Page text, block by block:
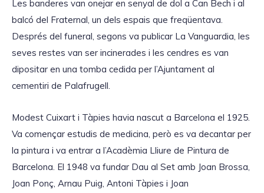
Les banderes van onejar en senyal de dol a Can Bech i al
balcó del Fraternal, un dels espais que freqüentava.
Després del funeral, segons va publicar La Vanguardia, les
seves restes van ser incinerades i les cendres es van
dipositar en una tomba cedida per l’Ajuntament al
cementiri de Palafrugell.
Modest Cuixart i Tàpies havia nascut a Barcelona el 1925.
Va començar estudis de medicina, però es va decantar per
la pintura i va entrar a l’Acadèmia Lliure de Pintura de
Barcelona. El 1948 va fundar Dau al Set amb Joan Brossa,
Joan Ponç, Arnau Puig, Antoni Tàpies i Joan